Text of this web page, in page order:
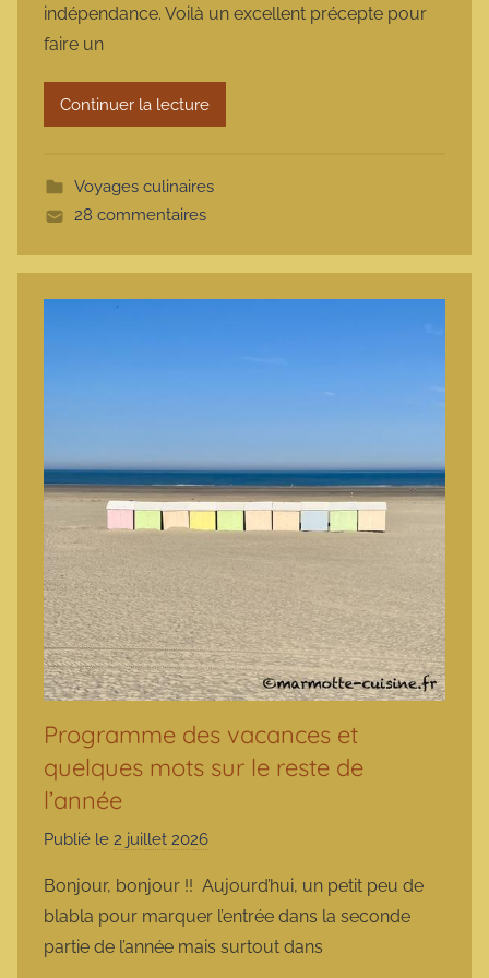
a
o
t
e
indépendance. Voilà un excellent précepte pour
faire un
Continuer la lecture
Voyages culinaires
28 commentaires
Programme des vacances et
quelques mots sur le reste de
l’année
Publié le 2 juillet 2026
r
m
a
Bonjour, bonjour !! Aujourd’hui, un petit peu de
blabla pour marquer l’entrée dans la seconde
partie de l’année mais surtout dans